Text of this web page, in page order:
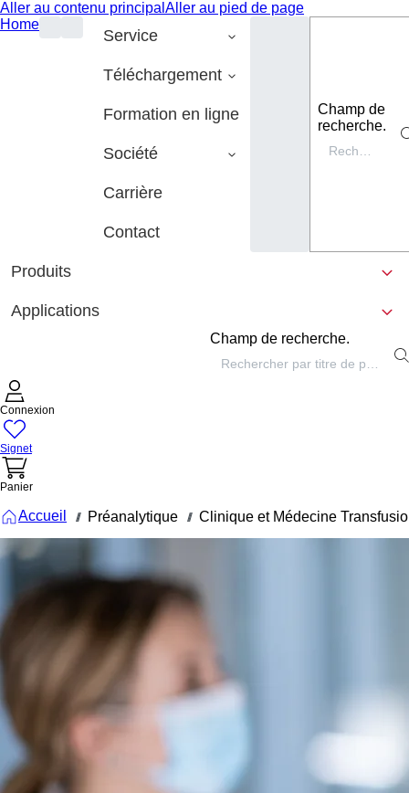
Aller au contenu principal Aller au pied de page
Home
Service
Téléchargement
Formation en ligne
Société
Carrière
Contact
Champ de
recherche.
Produits
Applications
Champ de recherche.
Connexion
Signet
Panier
Accueil /// Préanalytique /// Clinique et Médecine